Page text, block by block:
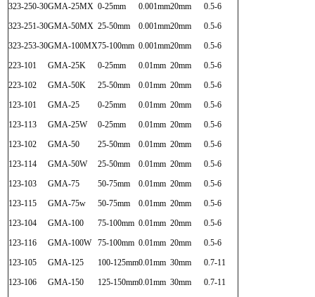
323-250-30GMA-25MX 0-25mm 0.001mm20mm
0.5-6
323-251-30GMA-50MX 25-50mm 0.001mm20mm
0.5-6
323-253-30GMA-100MX75-100mm 0.001mm20mm
0.5-6
223-101
GMA-25K 0-25mm 0.01mm 20mm
0.5-6
223-102
GMA-50K 25-50mm 0.01mm 20mm
0.5-6
123-101
GMA-25 0-25mm 0.01mm 20mm
0.5-6
123-113
GMA-25W 0-25mm 0.01mm 20mm
0.5-6
123-102
GMA-50 25-50mm 0.01mm 20mm
0.5-6
123-114
GMA-50W 25-50mm 0.01mm 20mm
0.5-6
123-103
GMA-75 50-75mm 0.01mm 20mm
0.5-6
123-115
GMA-75w 50-75mm 0.01mm 20mm
0.5-6
123-104
GMA-100 75-100mm 0.01mm 20mm
0.5-6
123-116
GMA-100W 75-100mm 0.01mm 20mm
0.5-6
123-105
GMA-125 100-125mm0.01mm 30mm
0.7-11
123-106
GMA-150 125-150mm0.01mm 30mm
0.7-11